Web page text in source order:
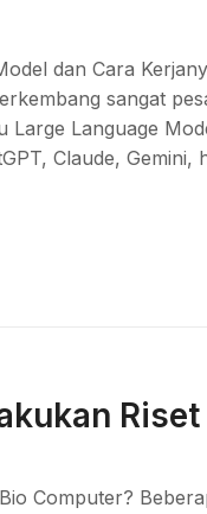
dan Cara
sangat
Language
Claude, Gemini,
Computer?